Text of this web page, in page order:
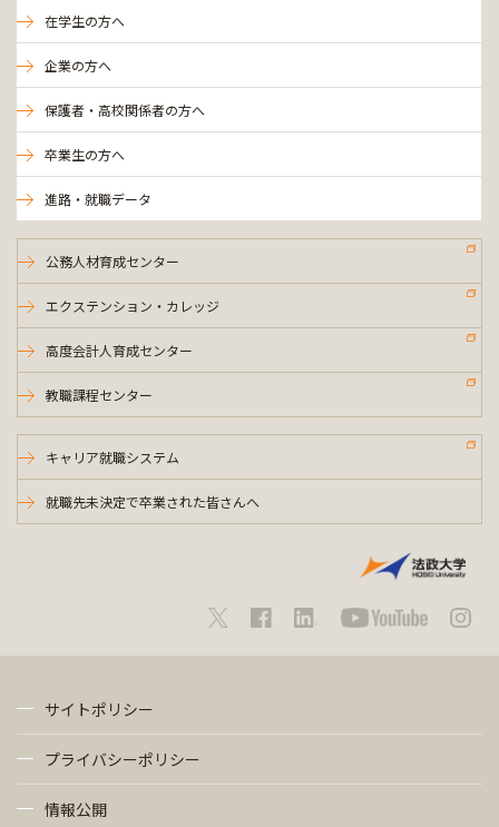
在学生の方へ
企業の方へ
保護者・高校関係者の方へ
卒業生の方へ
進路・就職データ
公務人材育成センター
エクステンション・カレッジ
高度会計人育成センター
教職課程センター
キャリア就職システム
就職先未決定で卒業された皆さんへ
サイトポリシー
プライバシーポリシー
情報公開